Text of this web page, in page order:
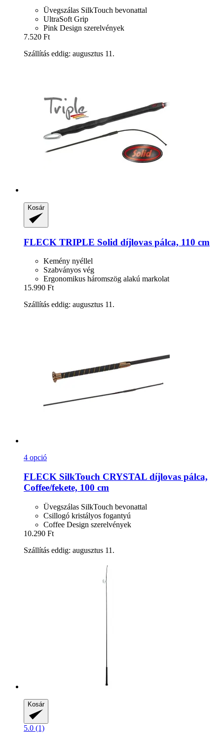
Üvegszálas SilkTouch bevonattal
UltraSoft Grip
Pink Design szerelvények
7.520 Ft
Szállítás eddig: augusztus 11.
Kosár
FLECK TRIPLE Solid díjlovas pálca, 110 cm
Kemény nyéllel
Szabványos vég
Ergonomikus háromszög alakú markolat
15.990 Ft
Szállítás eddig: augusztus 11.
4 opció
FLECK SilkTouch CRYSTAL díjlovas pálca,
Coffee/fekete, 100 cm
Üvegszálas SilkTouch bevonattal
Csillogó kristályos fogantyú
Coffee Design szerelvények
10.290 Ft
Szállítás eddig: augusztus 11.
Kosár
5.0 (1)